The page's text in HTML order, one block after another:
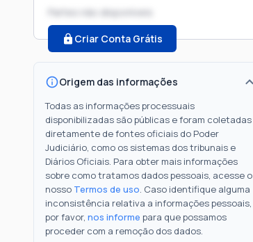
Partes não disponíveis
Criar Conta Grátis
Origem das informações
Todas as informações processuais
disponibilizadas são públicas e foram coletadas
diretamente de fontes oficiais do Poder
Judiciário, como os sistemas dos tribunais e
Diários Oficiais. Para obter mais informações
sobre como tratamos dados pessoais, acesse o
nosso Termos de uso. Caso identifique alguma
inconsistência relativa a informações pessoais,
por favor, nos informe para que possamos
proceder com a remoção dos dados.